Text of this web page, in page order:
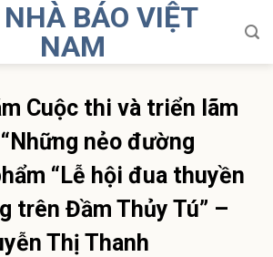
BÁO VIỆT
NAM
Cuộc thi và triển lãm
nẻo đường
“Lễ hội đua thuyền
trên Đầm Thủy Tú” –
Thị Thanh